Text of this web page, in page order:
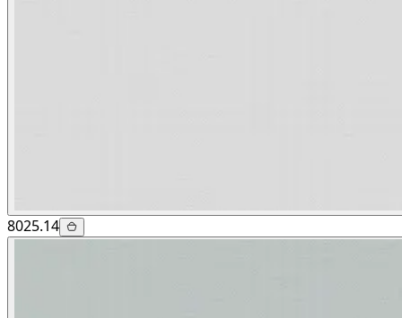
8025.14